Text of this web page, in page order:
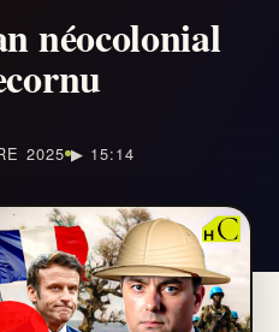
néocolonial
2025 ▶ 15:14